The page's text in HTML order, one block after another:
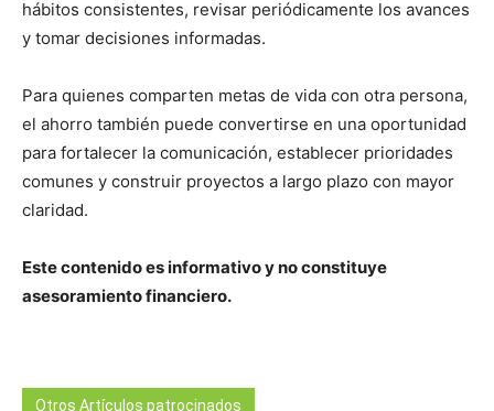
hábitos consistentes, revisar periódicamente los avances
y tomar decisiones informadas.
Para quienes comparten metas de vida con otra persona,
el ahorro también puede convertirse en una oportunidad
para fortalecer la comunicación, establecer prioridades
comunes y construir proyectos a largo plazo con mayor
claridad.
Este contenido es informativo y no constituye
asesoramiento financiero.
Otros Artículos patrocinados